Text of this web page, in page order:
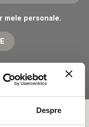
Despre
mele personale.
fabricate în